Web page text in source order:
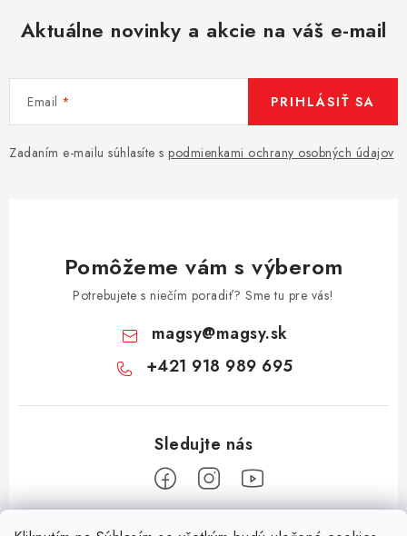
Aktuálne novinky a akcie na váš e-mail
Email
Zadaním e-mailu súhlasíte s podmienkami ochrany osobných údajov
PRIHLÁSIŤ SA
Pomôžeme vám s výberom
Potrebujete s niečím poradiť? Sme tu pre vás!
magsy@magsy.sk
+421 918 989 695